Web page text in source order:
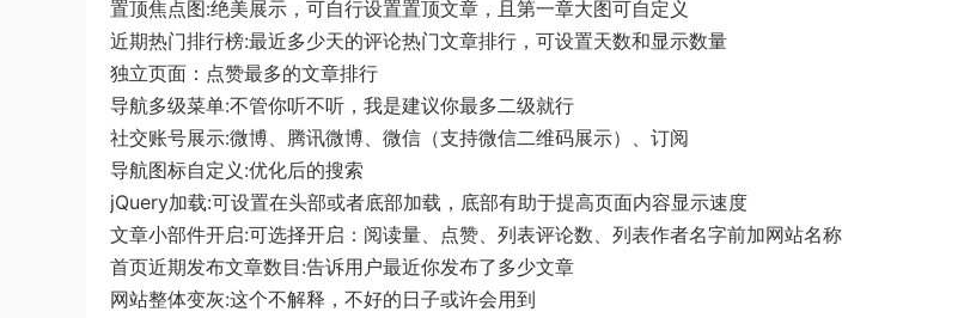
置顶焦点图:绝美展示，可自行设置置顶文章，且第一章大图可自定义
近期热门排行榜:最近多少天的评论热门文章排行，可设置天数和显示数量
独立页面：点赞最多的文章排行
导航多级菜单:不管你听不听，我是建议你最多二级就行
社交账号展示:微博、腾讯微博、微信（支持微信二维码展示）、订阅
导航图标自定义:优化后的搜索
jQuery加载:可设置在头部或者底部加载，底部有助于提高页面内容显示速度
文章小部件开启:可选择开启：阅读量、点赞、列表评论数、列表作者名字前加网站名称
首页近期发布文章数目:告诉用户最近你发布了多少文章
网站整体变灰:这个不解释，不好的日子或许会用到